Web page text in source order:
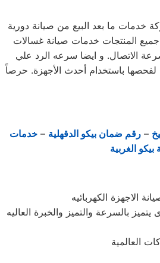
خدمات ما بعد البيع من صيانة دورية
( ثلاجة – غسالة – بوتاجاز – ديب فريزر ) وتضمن الشركة كافة منتجاتها بضمان ساري لمدة 5 سنوات علي جميع المنتجات خدمات صيانة غسالات
وسرعة الاتصال. و ايضا سرعه الرد علي
لفحصها باستخدام أحدث الأجهزة. حرصاً
–رقم ضمان بيكو الدقهلية –خدمات
بيكو الغربية
بالسرعة والتميز والخبرة العاليه